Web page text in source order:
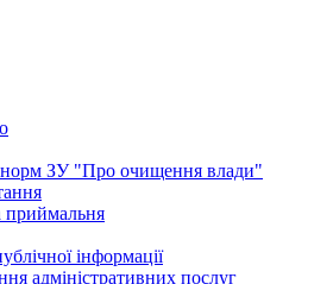
ЗУ "Про очищення влади"
приймальня
інформації
адміністративних послуг